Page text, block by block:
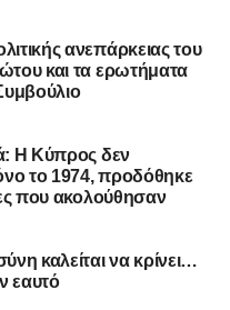
ανέφικτη.
όμως
ενώ
μπουν
στη
ανεπάρκειας του
και τα ερωτήματα
Η Κύπρος δεν
το 1974, προδόθηκε
που ακολούθησαν
καλείται να κρίνει…
εαυτό